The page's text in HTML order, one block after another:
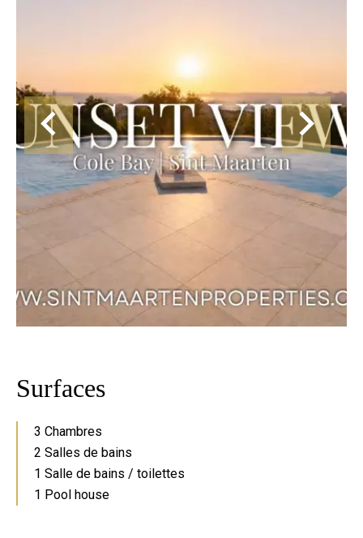
Surfaces
3 Chambres
2 Salles de bains
1 Salle de bains / toilettes
1 Pool house